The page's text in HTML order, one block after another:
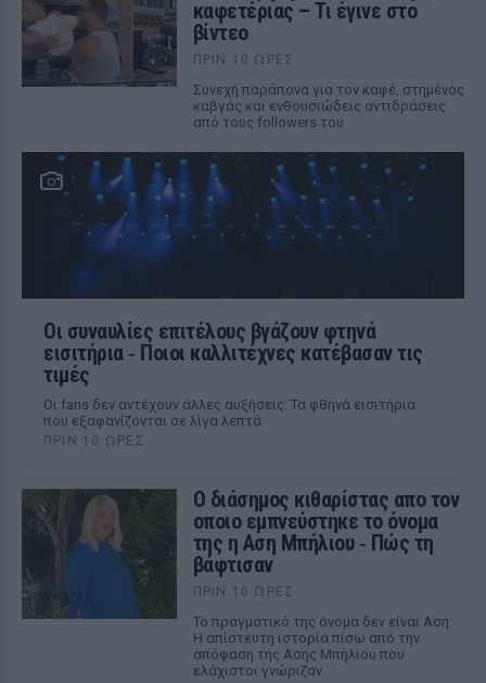
καφετέριας – Τι έγινε στο
βίντεο
ΠΡΙΝ 10 ΏΡΕΣ
Συνεχή παράπονα για τον καφέ, στημένος
καβγάς και ενθουσιώδεις αντιδράσεις
από τους followers του
Οι συναυλίες επιτέλους βγάζουν φτηνά
εισιτήρια ‑ Ποιοι καλλιτέχνες κατέβασαν τις
τιμές
Οι fans δεν αντέχουν άλλες αυξήσεις: Τα φθηνά εισιτήρια
που εξαφανίζονται σε λίγα λεπτά
ΠΡΙΝ 10 ΏΡΕΣ
Ο διάσημος κιθαρίστας απο τον
οποιο εμπνεύστηκε το όνομα
της η Αση Μπήλιου ‑ Πώς τη
βάφτισαν
ΠΡΙΝ 10 ΏΡΕΣ
Το πραγματικό της όνομα δεν είναι Αση:
Η απίστευτη ιστορία πίσω από την
απόφαση της Ασης Μπήλιου που
ελάχιστοι γνώριζαν